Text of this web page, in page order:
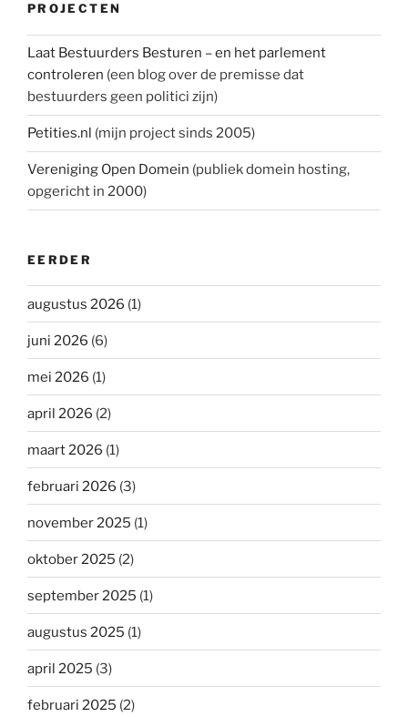
PROJECTEN
Laat Bestuurders Besturen – en het parlement
controleren (een blog over de premisse dat
bestuurders geen politici zijn)
Petities.nl (mijn project sinds 2005)
Vereniging Open Domein (publiek domein hosting,
opgericht in 2000)
EERDER
augustus 2026 (1)
juni 2026 (6)
mei 2026 (1)
april 2026 (2)
maart 2026 (1)
februari 2026 (3)
november 2025 (1)
oktober 2025 (2)
september 2025 (1)
augustus 2025 (1)
april 2025 (3)
februari 2025 (2)